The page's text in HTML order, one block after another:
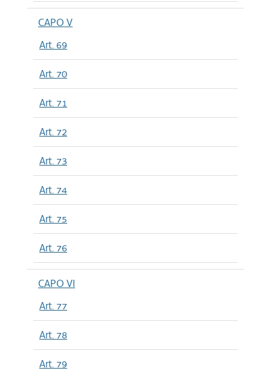
CAPO V
Art. 69
Art. 70
Art. 71
Art. 72
Art. 73
Art. 74
Art. 75
Art. 76
CAPO VI
Art. 77
Art. 78
Art. 79